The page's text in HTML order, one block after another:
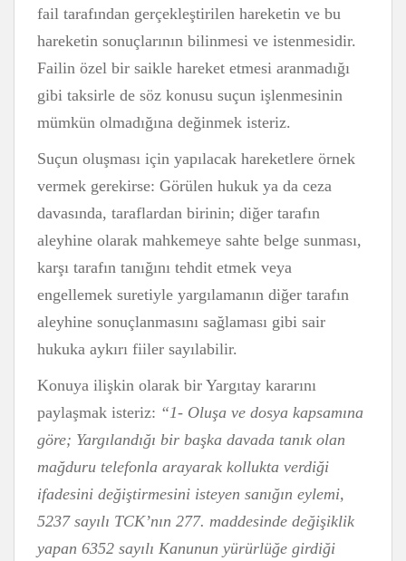
fail tarafından gerçekleştirilen hareketin ve bu
hareketin sonuçlarının bilinmesi ve istenmesidir.
Failin özel bir saikle hareket etmesi aranmadığı
gibi taksirle de söz konusu suçun işlenmesinin
mümkün olmadığına değinmek isteriz.
Suçun oluşması için yapılacak hareketlere örnek
vermek gerekirse: Görülen hukuk ya da ceza
davasında, taraflardan birinin; diğer tarafın
aleyhine olarak mahkemeye sahte belge sunması,
karşı tarafın tanığını tehdit etmek veya
engellemek suretiyle yargılamanın diğer tarafın
aleyhine sonuçlanmasını sağlaması gibi sair
hukuka aykırı fiiler sayılabilir.
Konuya ilişkin olarak bir Yargıtay kararını
paylaşmak isteriz: “1- Oluşa ve dosya kapsamına
göre; Yargılandığı bir başka davada tanık olan
mağduru telefonla arayarak kollukta verdiği
ifadesini değiştirmesini isteyen sanığın eylemi,
5237 sayılı TCK’nın 277. maddesinde değişiklik
yapan 6352 sayılı Kanunun yürürlüğe girdiği